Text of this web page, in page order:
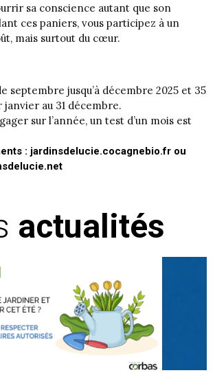
sa conscience autant que son
ces paniers, vous participez à un
mais surtout du cœur.
septembre jusqu’à décembre 2025 et 35
janvier au 31 décembre.
sur l’année, un test d’un mois est
: jardinsdelucie.cocagnebio.fr ou
actualités